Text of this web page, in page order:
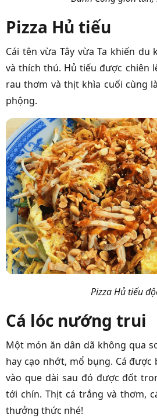
Pizza Hủ tiếu
Cái tên vừa Tây vừa Ta khiến du
và thích thú. Hủ tiếu được chiên
rau thơm và thịt khìa cuối cùng
phộng.
Pizza Hủ tiếu
Cá lóc nướng trui
Một món ăn dân dã không qua
hay cạo nhớt, mổ bụng. Cá
vào que dài sau đó được đốt
tới chín. Thịt cá trắng và thơm,
thưởng thức nhé!